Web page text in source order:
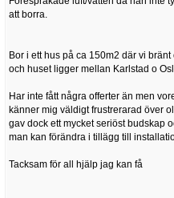
att borra.
Bor i ett hus på ca 150m2 där vi
och huset ligger mellan Karlstad o
Har inte fått några offerter än men
känner mig väldigt frustrerarad över
gav dock ett mycket seriöst budskap
man kan förändra i tillägg till
Tacksam för all hjälp jag kan få